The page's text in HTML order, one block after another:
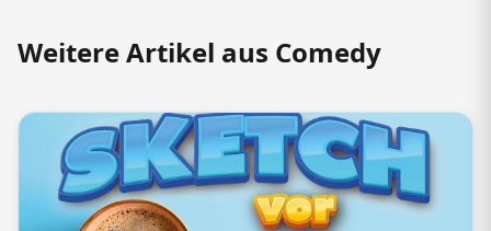
Weitere Artikel aus Comedy